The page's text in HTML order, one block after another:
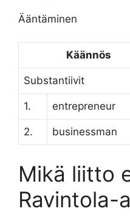
Ääntäminen
Käännös
Substantiivit
1. entrepreneur
2. businessman
Mikä liitto
Ravintola-